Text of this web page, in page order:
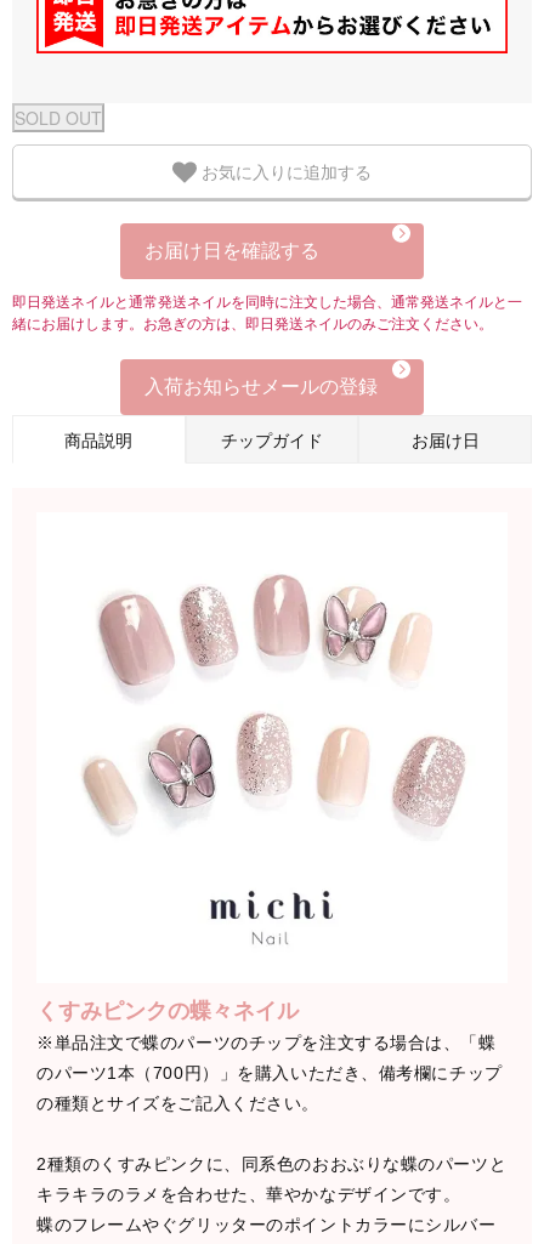
お気に入りに追加する
お届け日を確認する
即日発送ネイルと通常発送ネイルを同時に注文した場合、通常発送ネイルと一
緒にお届けします。お急ぎの方は、即日発送ネイルのみご注文ください。
入荷お知らせメールの登録
商品説明 チップガイド お届け日
くすみピンクの蝶々ネイル
※単品注文で蝶のパーツのチップを注文する場合は、「蝶
のパーツ1本（700円）」を購入いただき、備考欄にチップ
の種類とサイズをご記入ください。
2種類のくすみピンクに、同系色のおおぶりな蝶のパーツと
キラキラのラメを合わせた、華やかなデザインです。
蝶のフレームやぐグリッターのポイントカラーにシルバー